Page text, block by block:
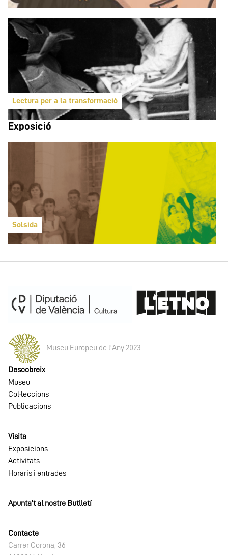
Lectura per a la transformació
Exposició
Solsida
Museu Europeu de l'Any 2023
Descobreix
Museu
Col·leccions
Publicacions
Visita
Exposicions
Activitats
Horaris i entrades
Apunta't al nostre Butlletí
Contacte
Carrer Corona, 36